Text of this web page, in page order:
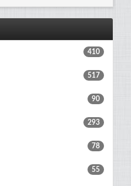
410
517
90
293
78
55